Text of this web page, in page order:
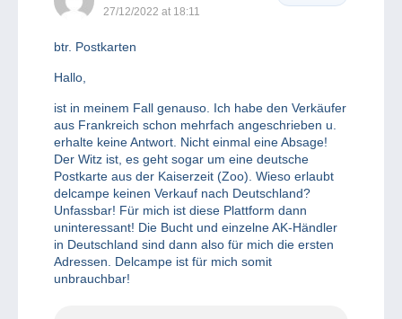
27/12/2022 at 18:11
btr. Postkarten
Hallo,
ist in meinem Fall genauso. Ich habe den Verkäufer
aus Frankreich schon mehrfach angeschrieben u.
erhalte keine Antwort. Nicht einmal eine Absage!
Der Witz ist, es geht sogar um eine deutsche
Postkarte aus der Kaiserzeit (Zoo). Wieso erlaubt
delcampe keinen Verkauf nach Deutschland?
Unfassbar! Für mich ist diese Plattform dann
uninteressant! Die Bucht und einzelne AK-Händler
in Deutschland sind dann also für mich die ersten
Adressen. Delcampe ist für mich somit
unbrauchbar!